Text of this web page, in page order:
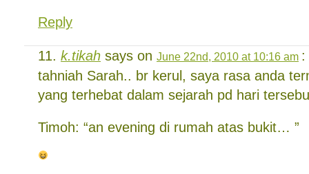
Reply
k.tikah says on June 22nd, 2010 at 10:16 am :
tahniah Sarah.. br kerul, saya rasa anda
yang terhebat dalam sejarah pd hari
Timoh: “an evening di rumah atas bukit… ”